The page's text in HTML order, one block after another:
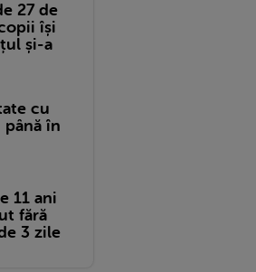
27 de
își
și-a
cu
până în
11 ani
fără
3 zile